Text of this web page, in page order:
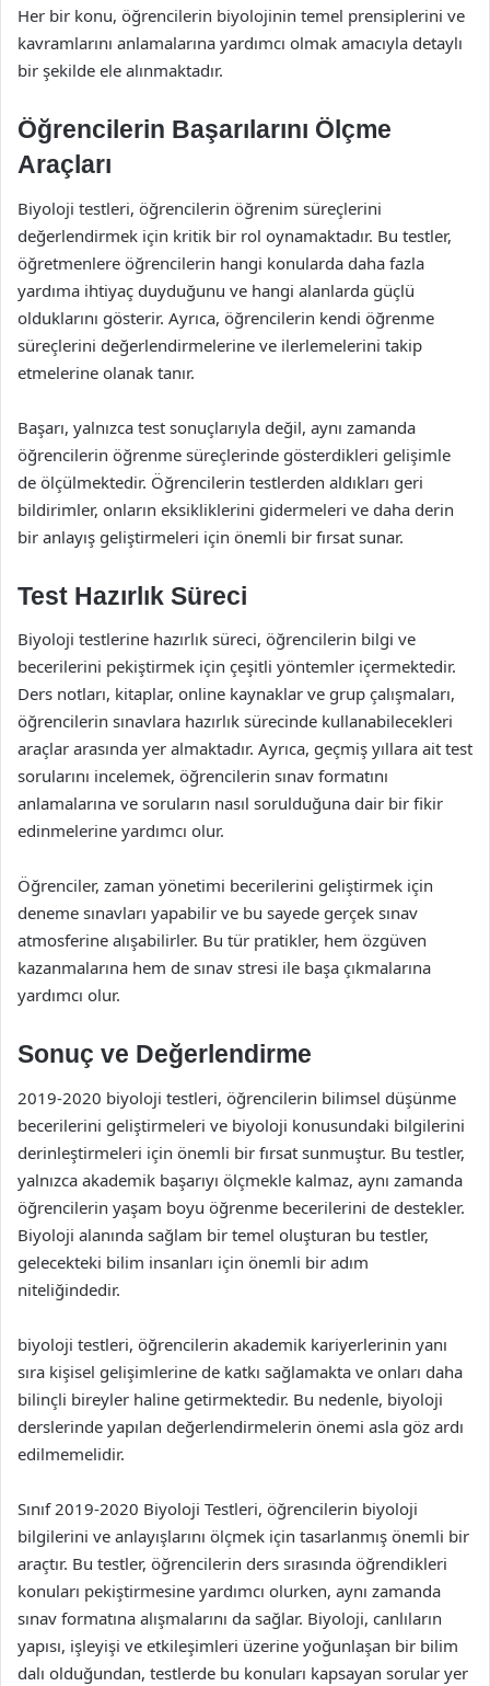
Her bir konu, öğrencilerin biyolojinin temel prensiplerini ve
kavramlarını anlamalarına yardımcı olmak amacıyla detaylı
bir şekilde ele alınmaktadır.
Öğrencilerin Başarılarını Ölçme
Araçları
Biyoloji testleri, öğrencilerin öğrenim süreçlerini
değerlendirmek için kritik bir rol oynamaktadır. Bu testler,
öğretmenlere öğrencilerin hangi konularda daha fazla
yardıma ihtiyaç duyduğunu ve hangi alanlarda güçlü
olduklarını gösterir. Ayrıca, öğrencilerin kendi öğrenme
süreçlerini değerlendirmelerine ve ilerlemelerini takip
etmelerine olanak tanır.
Başarı, yalnızca test sonuçlarıyla değil, aynı zamanda
öğrencilerin öğrenme süreçlerinde gösterdikleri gelişimle
de ölçülmektedir. Öğrencilerin testlerden aldıkları geri
bildirimler, onların eksikliklerini gidermeleri ve daha derin
bir anlayış geliştirmeleri için önemli bir fırsat sunar.
Test Hazırlık Süreci
Biyoloji testlerine hazırlık süreci, öğrencilerin bilgi ve
becerilerini pekiştirmek için çeşitli yöntemler içermektedir.
Ders notları, kitaplar, online kaynaklar ve grup çalışmaları,
öğrencilerin sınavlara hazırlık sürecinde kullanabilecekleri
araçlar arasında yer almaktadır. Ayrıca, geçmiş yıllara ait test
sorularını incelemek, öğrencilerin sınav formatını
anlamalarına ve soruların nasıl sorulduğuna dair bir fikir
edinmelerine yardımcı olur.
Öğrenciler, zaman yönetimi becerilerini geliştirmek için
deneme sınavları yapabilir ve bu sayede gerçek sınav
atmosferine alışabilirler. Bu tür pratikler, hem özgüven
kazanmalarına hem de sınav stresi ile başa çıkmalarına
yardımcı olur.
Sonuç ve Değerlendirme
2019-2020 biyoloji testleri, öğrencilerin bilimsel düşünme
becerilerini geliştirmeleri ve biyoloji konusundaki bilgilerini
derinleştirmeleri için önemli bir fırsat sunmuştur. Bu testler,
yalnızca akademik başarıyı ölçmekle kalmaz, aynı zamanda
öğrencilerin yaşam boyu öğrenme becerilerini de destekler.
Biyoloji alanında sağlam bir temel oluşturan bu testler,
gelecekteki bilim insanları için önemli bir adım
niteliğindedir.
biyoloji testleri, öğrencilerin akademik kariyerlerinin yanı
sıra kişisel gelişimlerine de katkı sağlamakta ve onları daha
bilinçli bireyler haline getirmektedir. Bu nedenle, biyoloji
derslerinde yapılan değerlendirmelerin önemi asla göz ardı
edilmemelidir.
Sınıf 2019-2020 Biyoloji Testleri, öğrencilerin biyoloji
bilgilerini ve anlayışlarını ölçmek için tasarlanmış önemli bir
araçtır. Bu testler, öğrencilerin ders sırasında öğrendikleri
konuları pekiştirmesine yardımcı olurken, aynı zamanda
sınav formatına alışmalarını da sağlar. Biyoloji, canlıların
yapısı, işleyişi ve etkileşimleri üzerine yoğunlaşan bir bilim
dalı olduğundan, testlerde bu konuları kapsayan sorular yer